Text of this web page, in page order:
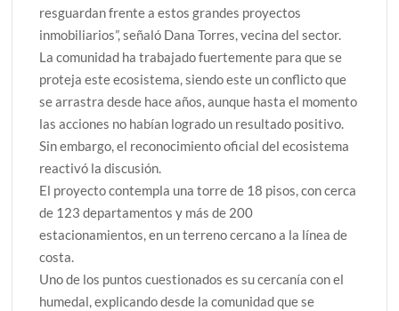
resguardan frente a estos grandes proyectos
inmobiliarios”, señaló Dana Torres, vecina del sector.
La comunidad ha trabajado fuertemente para que se
proteja este ecosistema, siendo este un conflicto que
se arrastra desde hace años, aunque hasta el momento
las acciones no habían logrado un resultado positivo.
Sin embargo, el reconocimiento oficial del ecosistema
reactivó la discusión.
El proyecto contempla una torre de 18 pisos, con cerca
de 123 departamentos y más de 200
estacionamientos, en un terreno cercano a la línea de
costa.
Uno de los puntos cuestionados es su cercanía con el
humedal, explicando desde la comunidad que se